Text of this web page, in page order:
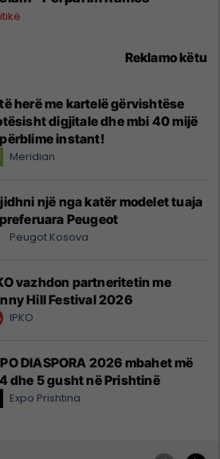
Reklamo këtu
herë me kartelë gërvishtëse
digjitale dhe mbi 40 mijë
instant!
Meridian
një nga katër modelet tuaja
Peugeot
Peugot Kosova
vazhdon partneritetin me
Hill Festival 2026
IPKO
DIASPORA 2026 mbahet më
dhe 5 gusht në Prishtinë
Expo Prishtina